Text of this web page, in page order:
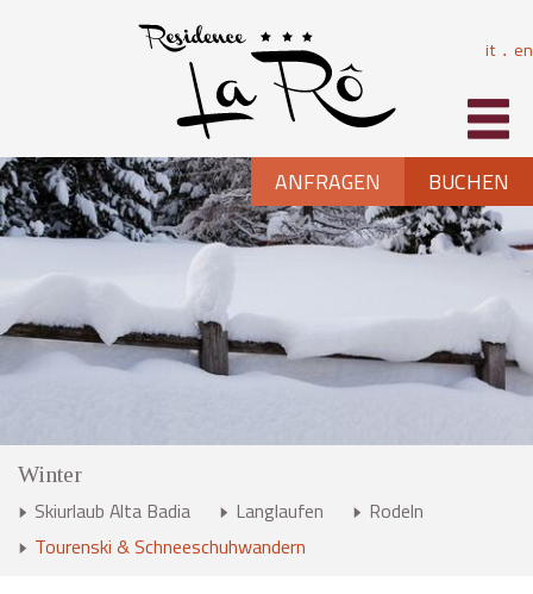
it ⋅ en
BUCHEN
ANFRAGEN
Winter
Skiurlaub Alta Badia Langlaufen
Rodeln
Tourenski & Schneeschuhwandern